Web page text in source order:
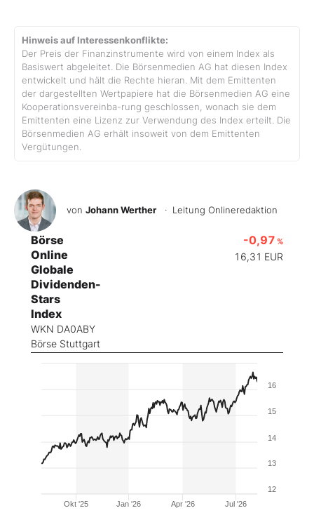
Hinweis auf Interessenkonflikte:
Der Preis der Finanzinstrumente wird von einem Index als
Basiswert abgeleitet. Die Börsenmedien AG hat diesen Index
entwickelt und hält die Rechte hieran. Mit dem Emittenten
der dargestellten Wertpapiere hat die Börsenmedien AG eine
Kooperationsvereinba-rung geschlossen, wonach sie dem
Emittenten eine Lizenz zur Verwendung des Index erteilt. Die
Börsenmedien AG erhält insoweit von dem Emittenten
Vergütungen.
von Johann Werther · Leitung Onlineredaktion
Börse
Online
Globale
Dividenden-
Stars
Index
WKN DA0ABY
Börse Stuttgart
-0,97 %
16,31 EUR
Okt '25 Jan '26 Apr '26 Jul '26
12
13
14
15
16